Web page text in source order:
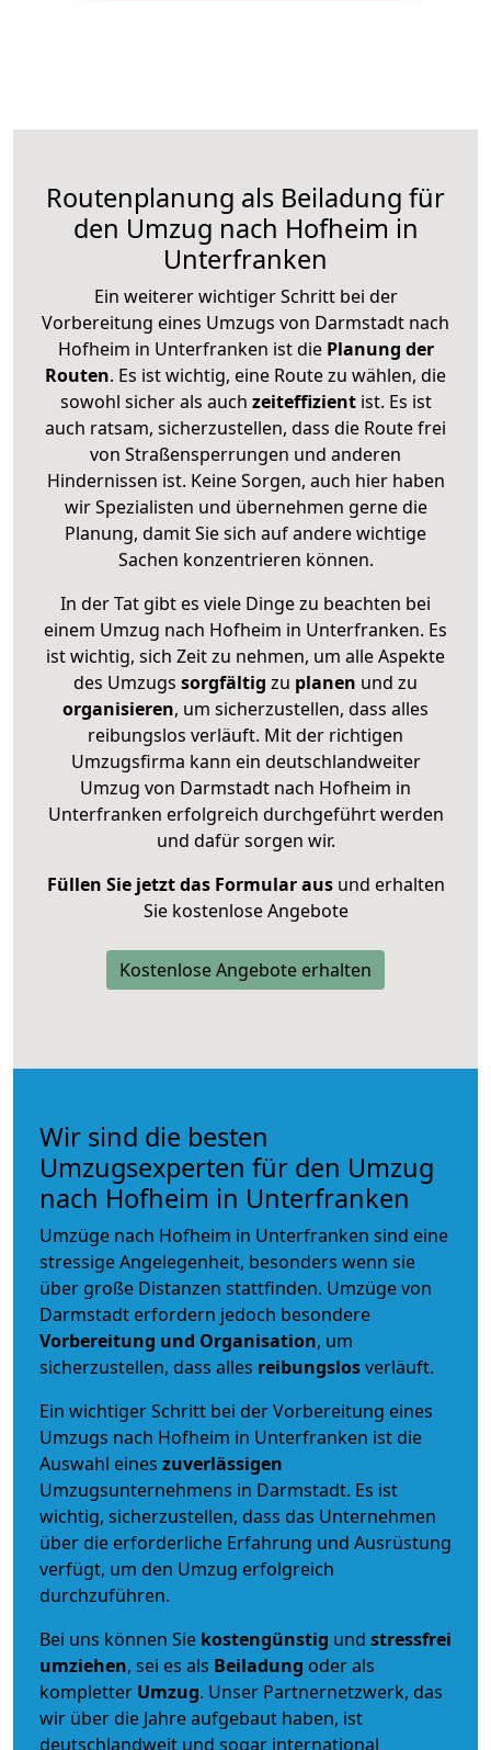
Routenplanung als Beiladung für
den Umzug nach Hofheim in
Unterfranken
Ein weiterer wichtiger Schritt bei der
Vorbereitung eines Umzugs von Darmstadt nach
Hofheim in Unterfranken ist diePlanung der
Routen. Es ist wichtig, eine Route zu wählen, die
sowohl sicher als auch zeiteffizientist. Es ist
auch ratsam, sicherzustellen, dass die Route frei
von Straßensperrungen und anderen
Hindernissen ist. Keine Sorgen, auch hier haben
wir Spezialisten und übernehmen gerne die
Planung, damit Sie sich auf andere wichtige
Sachen konzentrieren können.
In der Tat gibt es viele Dinge zu beachten bei
einem Umzug nach Hofheim in Unterfranken. Es
ist wichtig, sich Zeit zu nehmen, um alle Aspekte
des Umzugs sorgfältig zu planen und zu
organisieren, um sicherzustellen, dass alles
reibungslos verläuft. Mit der richtigen
Umzugsfirma kann ein deutschlandweiter
Umzug von Darmstadt nach Hofheim in
Unterfranken erfolgreich durchgeführt werden
und dafür sorgen wir.
Füllen Sie jetzt das Formular ausund erhalten
Sie kostenlose Angebote
Kostenlose Angebote erhalten
Wir sind die besten
Umzugsexperten für den Umzug
nach Hofheim in Unterfranken
Umzüge nach Hofheim in Unterfranken sind eine
stressige Angelegenheit, besonders wenn sie
über große Distanzen stattfinden. Umzüge von
Darmstadt erfordern jedoch besondere
Vorbereitung und Organisation, um
sicherzustellen, dass alles reibungslosverläuft.
Ein wichtiger Schritt bei der Vorbereitung eines
Umzugs nach Hofheim in Unterfranken ist die
Auswahl eines zuverlässigen
Umzugsunternehmens in Darmstadt. Es ist
wichtig, sicherzustellen, dass das Unternehmen
über die erforderliche Erfahrung und Ausrüstung
verfügt, um den Umzug erfolgreich
durchzuführen.
Bei uns können Sie kostengünstig und stressfrei
umziehen, sei es als Beiladung oder als
kompletter Umzug. Unser Partnernetzwerk, das
wir über die Jahre aufgebaut haben, ist
deutschlandweit und sogar international